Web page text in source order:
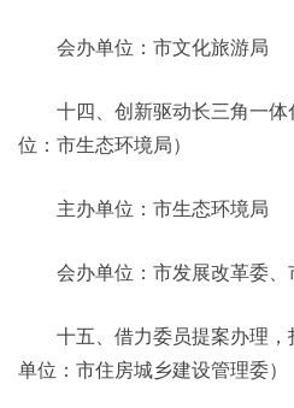
会办单位：市文化旅游局
十四、创新驱动长三角一体
位：市生态环境局）
主办单位：市生态环境局
会办单位：市发展改革委、
十五、借力委员提案办理，
单位：市住房城乡建设管理委）